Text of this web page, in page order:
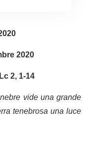
2020
2, 1-14
vide una grande
tenebrosa una luce